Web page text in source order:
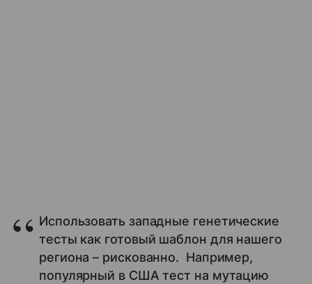
Использовать западные генетические
тесты как готовый шаблон для нашего
региона – рискованно. Например,
популярный в США тест на мутацию